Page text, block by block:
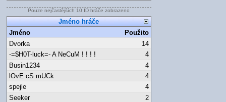
Pouze nejčastějších 10 ID hráče zobrazeno
Jméno hráče
Jméno
Použito
Dvorka
14
-=$H0T-luck=- A NeCuM ! ! ! !
4
Busin1234
4
lOvE cS mUCk
4
spejle
4
Seeker
2